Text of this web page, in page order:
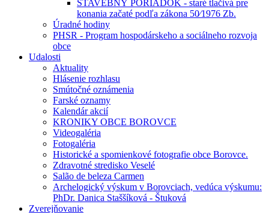
STAVEBNÝ PORIADOK - staré tlačivá pre
konania začaté podľa zákona 50⁄1976 Zb.
Úradné hodiny
PHSR - Program hospodárskeho a sociálneho rozvoja
obce
Udalosti
Aktuality
Hlásenie rozhlasu
Smútočné oznámenia
Farské oznamy
Kalendár akcií
KRONIKY OBCE BOROVCE
Videogaléria
Fotogaléria
Historické a spomienkové fotografie obce Borovce.
Zdravotné stredisko Veselé
Salão de beleza Carmen
Archelogický výskum v Borovciach, vedúca výskumu:
PhDr. Danica Staššíková - Štuková
Zverejňovanie